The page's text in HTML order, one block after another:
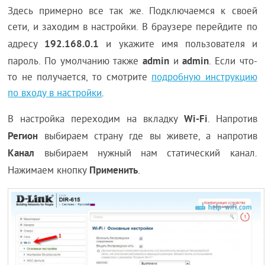
Здесь примерно все так же. Подключаемся к своей
сети, и заходим в настройки. В браузере перейдите по
адресу 192.168.0.1 и укажите имя пользователя и
пароль. По умолчанию также admin иadmin. Если что-
то не получается, то смотритеподробную инструкцию
по входу в настройки.
В настройка переходим на вкладку Wi-Fi. Напротив
Регион выбираем страну где вы живете, а напротив
Канал выбираем нужный нам статический канал.
Нажимаем кнопку Применить.